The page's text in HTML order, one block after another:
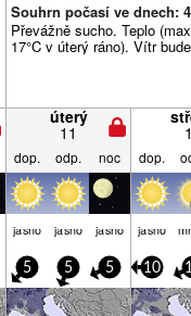
Souhrn počasí ve dnech:
Převážně sucho. Teplo
17°C v úterý ráno). Vítr
úterý
11
dop. odp. noc dop.
jasno jasno jasno jasno
5 5 5 10